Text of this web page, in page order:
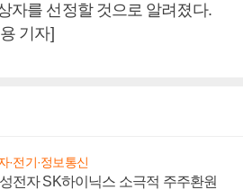
자를 선정할 것으로 알려졌다.
기자]
·전기·정보통신
전자 SK하이닉스 소극적 주주환원